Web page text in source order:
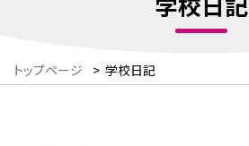
トップページ > 学校日記